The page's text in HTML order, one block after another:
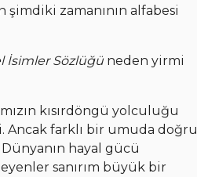
zamanının alfabesi
İsimler Sözlüğü neden yirmi
kısırdöngü yolculuğu
Ancak farklı bir umuda doğru
hayal gücü
sanırım büyük bir